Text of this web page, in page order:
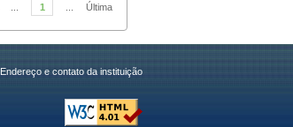
1 Última
Endereço e contato da instituição